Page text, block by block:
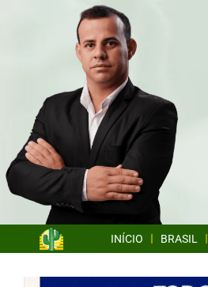
INÍCIO BRASIL